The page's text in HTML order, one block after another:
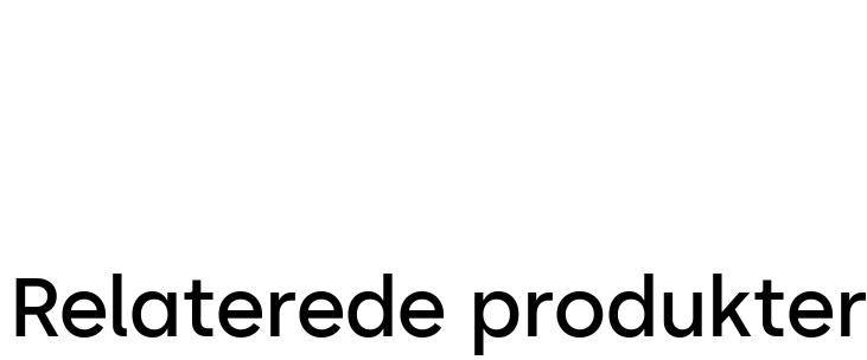
Relaterede produkter